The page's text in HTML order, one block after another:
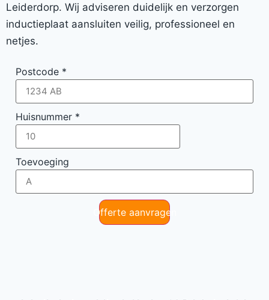
Leiderdorp. Wij adviseren duidelijk en verzorgen
inductieplaat aansluiten veilig, professioneel en
netjes.
Postcode *
Huisnummer *
Toevoeging
Offerte aanvragen